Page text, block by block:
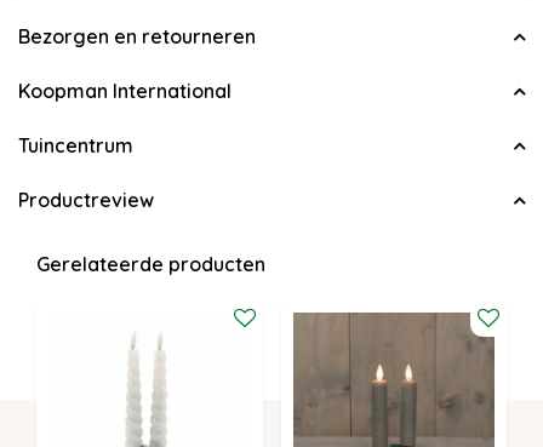
Bezorgen en retourneren
Koopman International
Tuincentrum
Productreview
Gerelateerde producten